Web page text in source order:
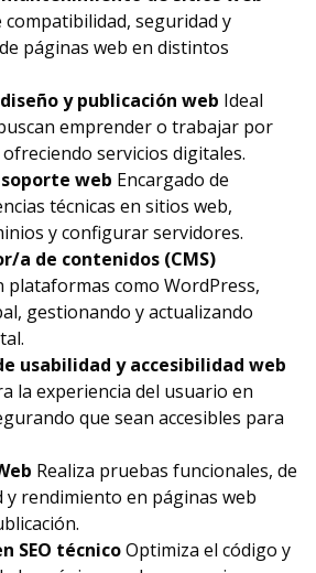
compatibilidad, seguridad y
páginas web en distintos
y publicación web Ideal
emprender o trabajar por
servicios digitales.
web Encargado de
técnicas en sitios web,
y configurar servidores.
a de contenidos (CMS)
plataformas como WordPress,
gestionando y actualizando
usabilidad y accesibilidad web
la experiencia del usuario en
que sean accesibles para
Realiza pruebas funcionales, de
y rendimiento en páginas web
SEO técnicoOptimiza el código y